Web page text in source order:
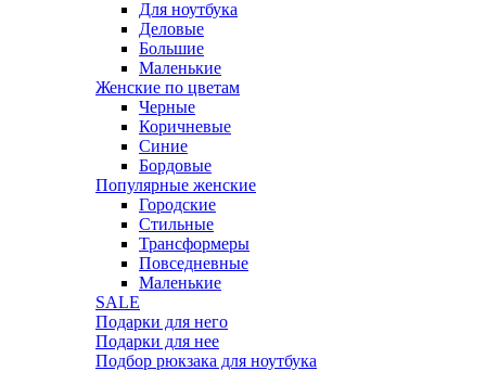
Для ноутбука
Деловые
Большие
Маленькие
Женские по цветам
Черные
Коричневые
Синие
Бордовые
Популярные женские
Городские
Стильные
Трансформеры
Повседневные
Маленькие
SALE
Подарки для него
Подарки для нее
Подбор рюкзака для ноутбука